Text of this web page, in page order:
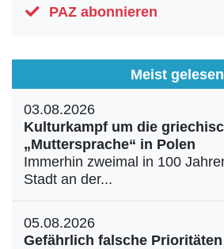
PAZ abonnieren
Meist gelesen
03.08.2026
Kulturkampf um die
„Muttersprache“ in Polen
Immerhin zweimal in 100
Stadt an der...
05.08.2026
Gefährlich falsche Prioritäten